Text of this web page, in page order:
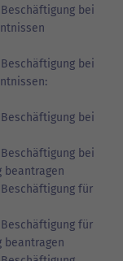
bei
bei
bei
bei
beantragen
für
für
beantragen